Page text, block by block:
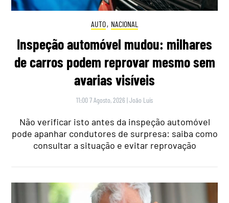
AUTO, NACIONAL
Inspeção automóvel mudou: milhares
de carros podem reprovar mesmo sem
avarias visíveis
11:00 7 Agosto, 2026 |João Luís
Não verificar isto antes da inspeção automóvel
pode apanhar condutores de surpresa: saiba como
consultar a situação e evitar reprovação